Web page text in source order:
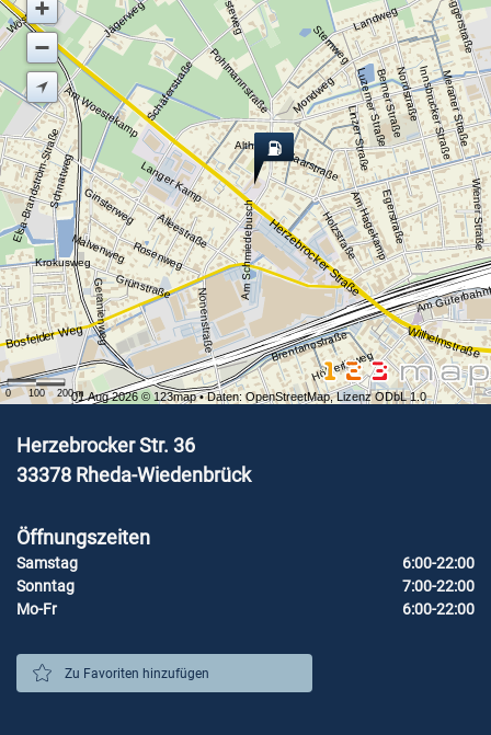
Wilhelmstraße
Herzebrocker Straße
Bosfelder Weg
SchäferstraßePohlmannstraße
Am Woestekamp
Nonenstraße
Jägerweg Fuggerstraße
Mondweg
Landweg
Berner Straße
Luzerner Straße Innsbrucker StraßeMeraner Straße
Am
Egerstraße Wiener Straße
Am Hagekamp
Holzstraße
Hölderlinweg
Nordstraße
Wöstering
Am Schmiedebusch
Rosenweg
Alleestraße
Langer Kamp
Geranienweg
Malvenweg
Ginsterweg
Krokusweg
Elsa-Brandström-StraßeSchnatweg
Grünstraße
Saarstraße
Althoffweg
Sternweg
Linzer Straße
Brentanostraße
0 100 200 m
01 Aug 2026 ©123map• Daten:OpenStreetMap,Lizenz ODbL 1.0
Herzebrocker Str. 36
33378 Rheda-Wiedenbrück
Öffnungszeiten
Samstag
6:00-22:00
Sonntag
7:00-22:00
Mo-Fr
6:00-22:00
Zu Favoriten hinzufügen